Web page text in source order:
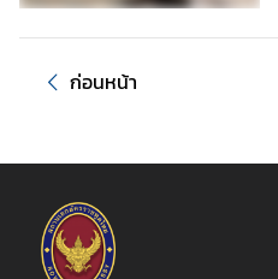
า
ย
ง
น
ก่อนหน้า